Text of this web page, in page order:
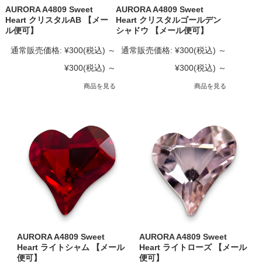
AURORA A4809 Sweet
Heart クリスタルAB 【メー
ル便可】
通常販売価格: ¥300(税込) ～
¥300(税込) ～
商品を見る
AURORA A4809 Sweet
Heart クリスタルゴールデン
シャドウ 【メール便可】
通常販売価格: ¥300(税込) ～
¥300(税込) ～
商品を見る
AURORA A4809 Sweet
Heart ライトシャム 【メール
便可】
AURORA A4809 Sweet
Heart ライトローズ 【メール
便可】